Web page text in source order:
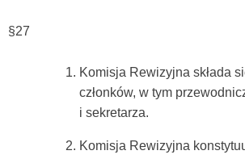
§27
Komisja Rewizyjna składa
członków, w tym
i sekretarza.
Komisja Rewizyjna